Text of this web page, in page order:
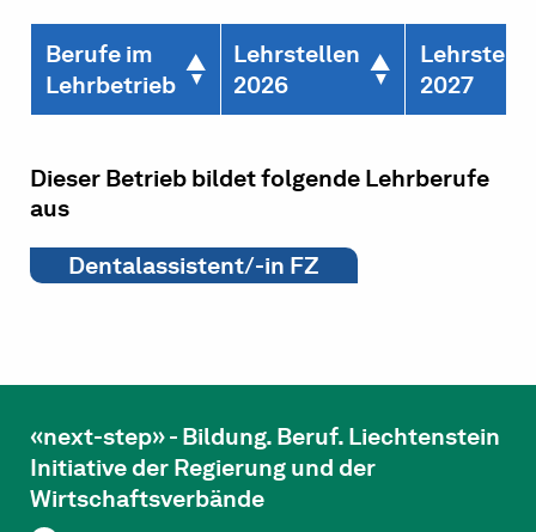
Berufe im
Lehrbetrieb
Lehrstellen
2026
2027
Dieser Betrieb bildet folgende Lehrberufe
aus
Dentalassistent/-in FZ
«next-step» - Bildung. Beruf. Liechtenstein
Initiative der Regierung und der
Wirtschaftsverbände